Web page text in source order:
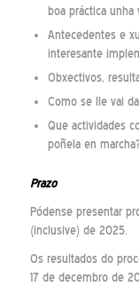
boa práctica
Antecedentes e
interesante
Obxectivos,
Como se lle vai
Que actividades
poñela en
Prazo
Pódense presentar
(inclusive) de 2025.
Os resultados do
17 de decembro de